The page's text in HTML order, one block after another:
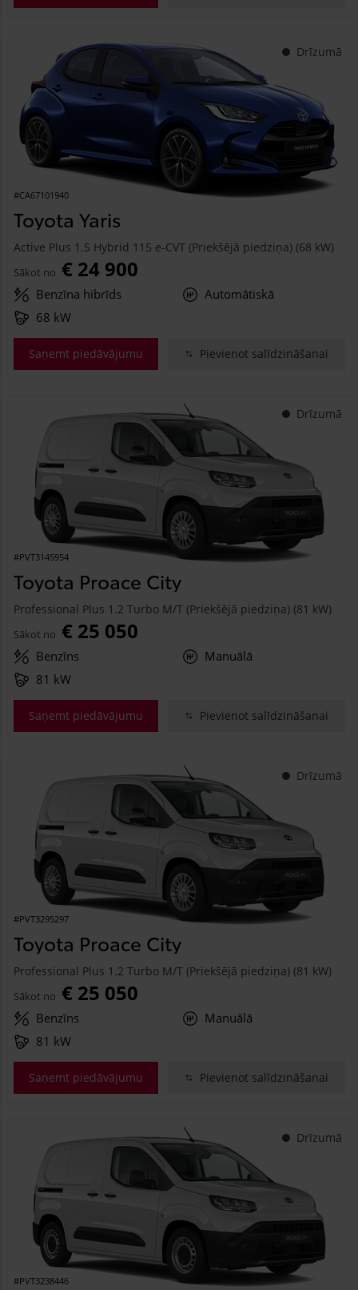
Drīzumā
#CA67101940
Toyota Yaris
Active Plus 1.5 Hybrid 115 e-CVT (Priekšējā piedziņa) (68 kW)
Sākot no € 24 900
Benzīna hibrīds
Automātiskā
68 kW
Saņemt piedāvājumu Pievienot salīdzināšanai
Drīzumā
#PVT3145954
Toyota Proace City
Professional Plus 1.2 Turbo M/T (Priekšējā piedziņa) (81 kW)
Sākot no € 25 050
Benzīns
Manuālā
81 kW
Saņemt piedāvājumu Pievienot salīdzināšanai
Drīzumā
#PVT3295297
Toyota Proace City
Professional Plus 1.2 Turbo M/T (Priekšējā piedziņa) (81 kW)
Sākot no € 25 050
Benzīns
Manuālā
81 kW
Saņemt piedāvājumu Pievienot salīdzināšanai
Drīzumā
#PVT3238446